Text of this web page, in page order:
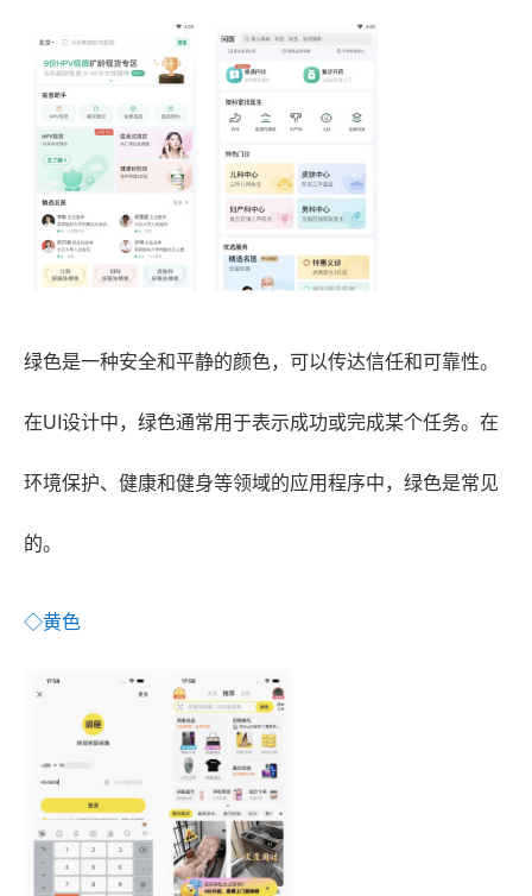
绿色是一种安全和平静的颜色，可以传达信任和可靠性。
在UI设计中，绿色通常用于表示成功或完成某个任务。在
环境保护、健康和健身等领域的应用程序中，绿色是常见
的。
◇黄色